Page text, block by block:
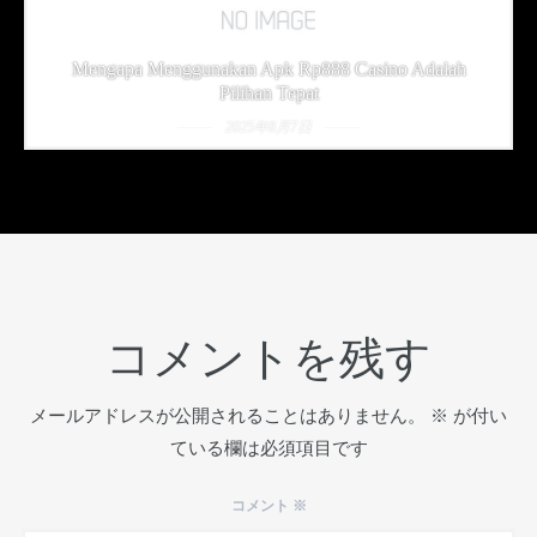
Mengapa Menggunakan Apk Rp888 Casino Adalah
Pilihan Tepat
コメントを残す
メールアドレスが公開されることはありません。 ※ が付い
ている欄は必須項目です
コメント ※